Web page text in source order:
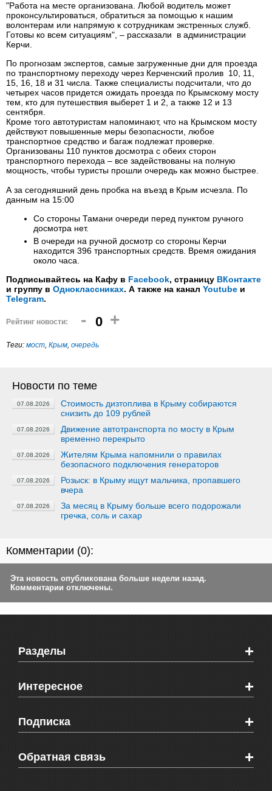
"Работа на месте организована. Любой водитель может
проконсультироваться, обратиться за помощью к нашим
волонтерам или напрямую к сотрудникам экстренных служб.
Готовы ко всем ситуациям", – рассказали в администрации
Керчи.
По прогнозам экспертов, самые загруженные дни для проезда
по транспортному переходу через Керченский пролив 10, 11,
15, 16, 18 и 31 числа. Также специалисты подсчитали, что до
четырех часов придется ожидать проезда по Крымскому мосту
тем, кто для путешествия выберет 1 и 2, а также 12 и 13
сентября.
Кроме того автотуристам напоминают, что на Крымском мосту
действуют повышенные меры безопасности, любое
транспортное средство и багаж подлежат проверке.
Организованы 110 пунктов досмотра с обеих сторон
транспортного перехода – все задействованы на полную
мощность, чтобы туристы прошли очередь как можно быстрее.
А за сегодняшний день пробка на въезд в Крым исчезла. По
данным на 15:00
Со стороны Тамани очереди перед пунктом ручного
досмотра нет.
В очереди на ручной досмотр со стороны Керчи
находится 396 транспортных средств. Время ожидания
около часа.
Подписывайтесь на Кафу в Facebook, страницу ВКонтакте
и группу в Одноклассниках. А также на канал Youtube и
Telegram.
Рейтинг новости: - 0 +
Теги: мост, Крым, очередь
Новости по теме
07.08.2026
Стоимость дизтоплива в Крыму собираются
снизить до 109 рублей
07.08.2026
Движение автотранспорта по мосту в Крым
временно перекрыто
07.08.2026
Жителям Крыма напомнили о правилах
безопасного подключения генераторов
07.08.2026
Розыск: в Крыму ищут мальчика, пропавшего
вчера
07.08.2026
За месяц в Крыму больше всего подорожали
гречка, соль и сахар
Комментарии (0):
Эта новость опубликована больше недели назад.
Комментарии отключены.
Разделы +
Новости Феодосии
Новости Крыма
Мировые новости
Объявления
Здоровье
СМС мнения читателей
Интересное +
Видео о Феодосии
Веб-камеры Феодосии
Блоги феодосийцев
Школы Феодосии
Подписка +
Печатная версия газеты "Кафа"
RSS
Обратная связь +
Рекламодателям